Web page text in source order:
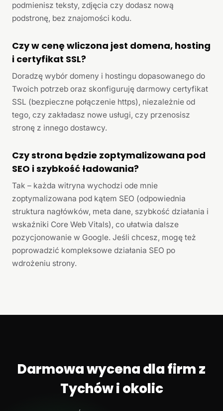
podmienisz teksty, zdjęcia czy dodasz nową
podstronę, bez znajomości kodu.
Czy w cenę wliczona jest domena, hosting
i certyfikat SSL?
Doradzę wybór domeny i hostingu dopasowanego do
Twoich potrzeb oraz skonfiguruję darmowy certyfikat
SSL (bezpieczne połączenie https), niezależnie od
tego, czy zakładasz nowe usługi, czy przenosisz
stronę z innego dostawcy.
Czy strona będzie zoptymalizowana pod
SEO i szybkość ładowania?
Tak – każda witryna wychodzi ode mnie
zoptymalizowana pod kątem SEO (odpowiednia
struktura nagłówków, meta dane, szybkość działania i
wskaźniki Core Web Vitals), co ułatwia dalsze
pozycjonowanie w Google. Jeśli chcesz, mogę też
poprowadzić kompleksowe działania SEO po
wdrożeniu strony.
Darmowa wycena dla firm z
Tychów i okolic